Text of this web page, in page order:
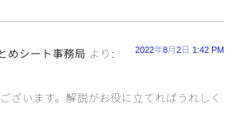
めシート事務局 より: 2022年8月2日 1:42 PM
ざいます。解説がお役に立てればうれしく